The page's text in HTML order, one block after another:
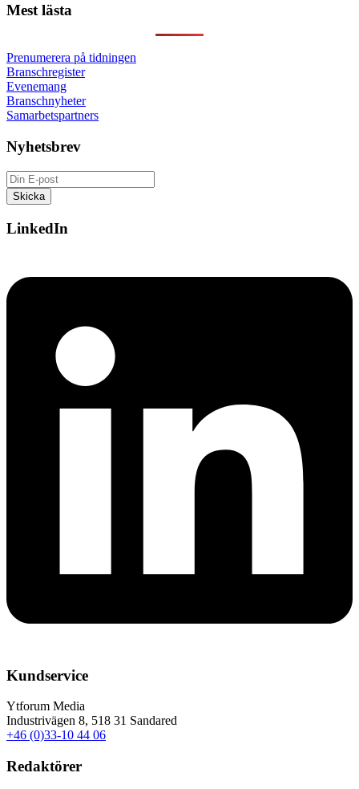
Mest lästa
Prenumerera på tidningen
Branschregister
Evenemang
Branschnyheter
Samarbetspartners
Nyhetsbrev
LinkedIn
Kundservice
Ytforum Media
Industrivägen 8, 518 31 Sandared
+46 (0)33-10 44 06
Redaktörer